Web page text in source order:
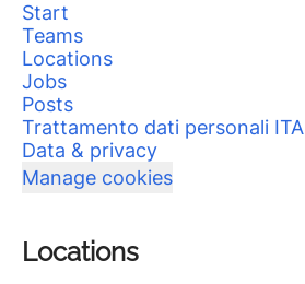
Start
Teams
Locations
Jobs
Posts
Trattamento dati personali ITA
Data & privacy
Manage cookies
Locations